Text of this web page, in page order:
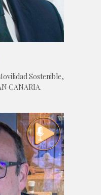
Sostenible,
CANARIA.